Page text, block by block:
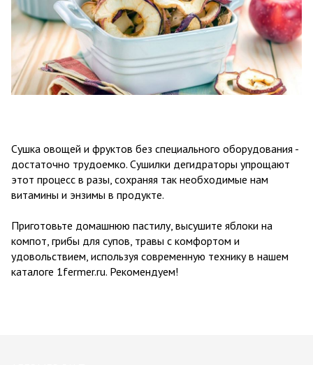
Сушка овощей и фруктов без специального оборудования -
достаточно трудоемко. Сушилки дегидраторы упрощают
этот процесс в разы, сохраняя так необходимые нам
витамины и энзимы в продукте.
Приготовьте домашнюю пастилу, высушите яблоки на
компот, грибы для супов, травы с комфортом и
удовольствием, используя современную технику в нашем
каталоге 1fermer.ru. Рекомендуем!